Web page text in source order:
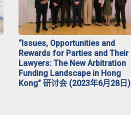
“Issues, Opportunities and
Rewards for Parties and Their
Lawyers: The New Arbitration
Funding Landscape in Hong
Kong” 研讨会 (2023年6月28日)